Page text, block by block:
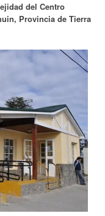
del Centro
Provincia de Tierra